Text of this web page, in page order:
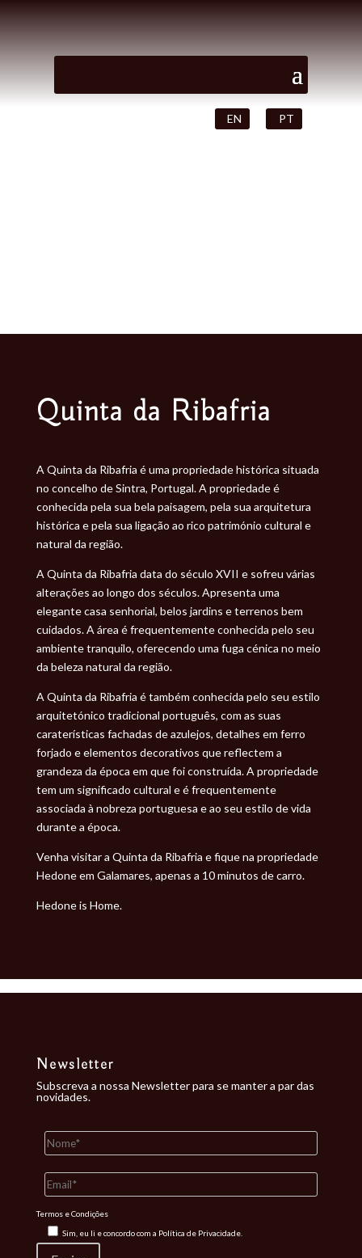
EN PT
Quinta da Ribafria
A Quinta da Ribafria é uma propriedade histórica situada
no concelho de Sintra, Portugal. A propriedade é
conhecida pela sua bela paisagem, pela sua arquitetura
histórica e pela sua ligação ao rico património cultural e
natural da região.
A Quinta da Ribafria data do século XVII e sofreu várias
alterações ao longo dos séculos. Apresenta uma
elegante casa senhorial, belos jardins e terrenos bem
cuidados. A área é frequentemente conhecida pelo seu
ambiente tranquilo, oferecendo uma fuga cénica no meio
da beleza natural da região.
A Quinta da Ribafria é também conhecida pelo seu estilo
arquitetónico tradicional português, com as suas
caraterísticas fachadas de azulejos, detalhes em ferro
forjado e elementos decorativos que reflectem a
grandeza da época em que foi construída. A propriedade
tem um significado cultural e é frequentemente
associada à nobreza portuguesa e ao seu estilo de vida
durante a época.
Venha visitar a Quinta da Ribafria e fique na propriedade
Hedone em Galamares, apenas a 10 minutos de carro.
Hedone is Home.
Newsletter
Subscreva a nossa Newsletter para se manter a par das
novidades.
Termos e Condições
Sim, eu li e concordo com a Política de Privacidade.